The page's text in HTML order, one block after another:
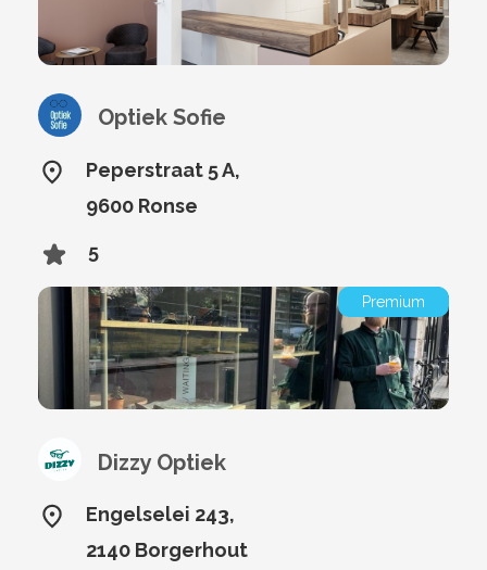
Optiek Sofie
Peperstraat 5 A,
9600 Ronse
5
Premium
Dizzy Optiek
Engelselei 243,
2140 Borgerhout